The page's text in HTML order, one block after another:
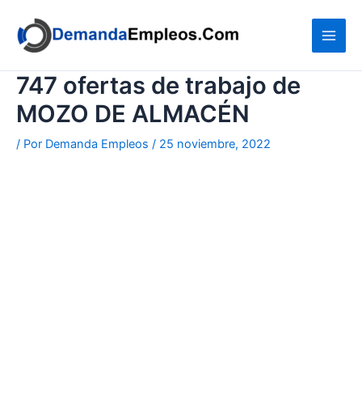
contenido
747 ofertas de trabajo de
MOZO DE ALMACÉN
/ Por Demanda Empleos / 25 noviembre, 2022